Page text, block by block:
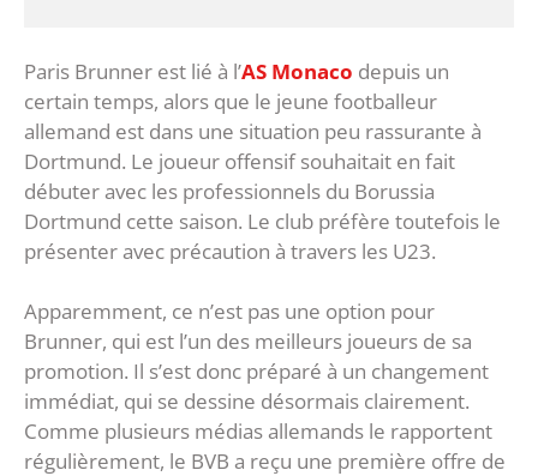
Paris Brunner est lié à l’AS Monaco depuis un
certain temps, alors que le jeune footballeur
allemand est dans une situation peu rassurante à
Dortmund. Le joueur offensif souhaitait en fait
débuter avec les professionnels du Borussia
Dortmund cette saison. Le club préfère toutefois le
présenter avec précaution à travers les U23.
Apparemment, ce n’est pas une option pour
Brunner, qui est l’un des meilleurs joueurs de sa
promotion. Il s’est donc préparé à un changement
immédiat, qui se dessine désormais clairement.
Comme plusieurs médias allemands le rapportent
régulièrement, le BVB a reçu une première offre de